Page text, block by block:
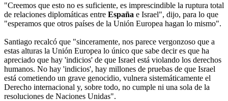
"Creemos que esto no es suficiente, es imprescindible la ruptura total
de relaciones diplomáticas entre España e Israel", dijo, para lo que
"esperamos que otros países de la Unión Europea hagan lo mismo".
Santiago recalcó que "sinceramente, nos parece vergonzoso que a
estas alturas la Unión Europea lo único que sabe decir es que ha
apreciado que hay 'indicios' de que Israel está violando los derechos
humanos. No hay 'indicios', hay millones de pruebas de que Israel
está cometiendo un grave genocidio, vulnera sistemáticamente el
Derecho internacional y, sobre todo, no cumple ni una sola de la
resoluciones de Naciones Unidas".